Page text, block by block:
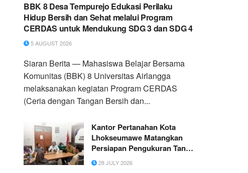
BBK 8 Desa Tempurejo Edukasi Perilaku
Hidup Bersih dan Sehat melalui Program
CERDAS untuk Mendukung SDG 3 dan SDG 4
5 AUGUST 2026
Siaran Berita — Mahasiswa Belajar Bersama
Komunitas (BBK) 8 Universitas Airlangga
melaksanakan kegiatan Program CERDAS
(Ceria dengan Tangan Bersih dan...
Kantor Pertanahan Kota
Lhokseumawe Matangkan
Persiapan Pengukuran Tanah
untuk Pembangunan Jalan
Lingkar
28 JULY 2026